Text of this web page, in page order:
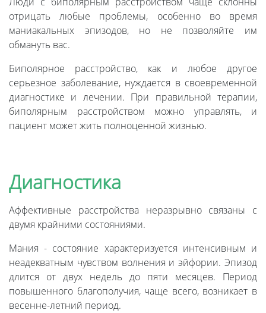
отрицать любые проблемы, особенно во время
маниакальных эпизодов, но не позволяйте им
обмануть вас.
Биполярное расстройство, как и любое другое
серьезное заболевание, нуждается в своевременной
диагностике и лечении. При правильной терапии,
биполярным расстройством можно управлять, и
пациент может жить полноценной жизнью.
Диагностика
Аффективные расстройства неразрывно связаны с
двумя крайними состояниями.
Мания - состояние характеризуется интенсивным и
неадекватным чувством волнения и эйфории. Эпизод
длится от двух недель до пяти месяцев. Период
повышенного благополучия, чаще всего, возникает в
весенне-летний период.